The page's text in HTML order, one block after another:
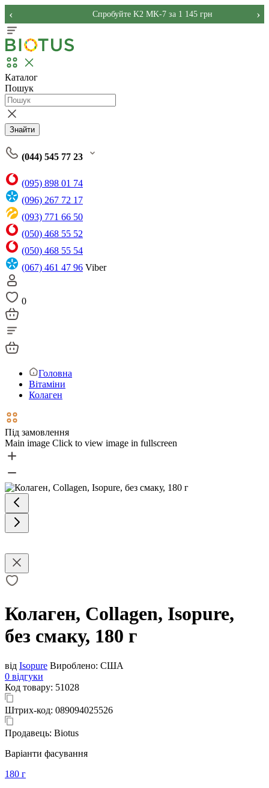
Спробуйте K2 MK-7 за 1 145 грн
‹ ›
Каталог
Пошук
Знайти
(044) 545 77 23
(095) 898 01 74
(096) 267 72 17
(093) 771 66 50
(050) 468 55 52
(050) 468 55 54
(067) 461 47 96 Viber
0
Головна
Вітаміни
Колаген
Під замовлення
Main image Click to view image in fullscreen
Колаген, Collagen, Isopure,
без смаку, 180 г
від Isopure Вироблено: США
0 відгуки
Код товару: 51028
Штрих-код: 089094025526
Продавець: Biotus
Варіанти фасування
180 г